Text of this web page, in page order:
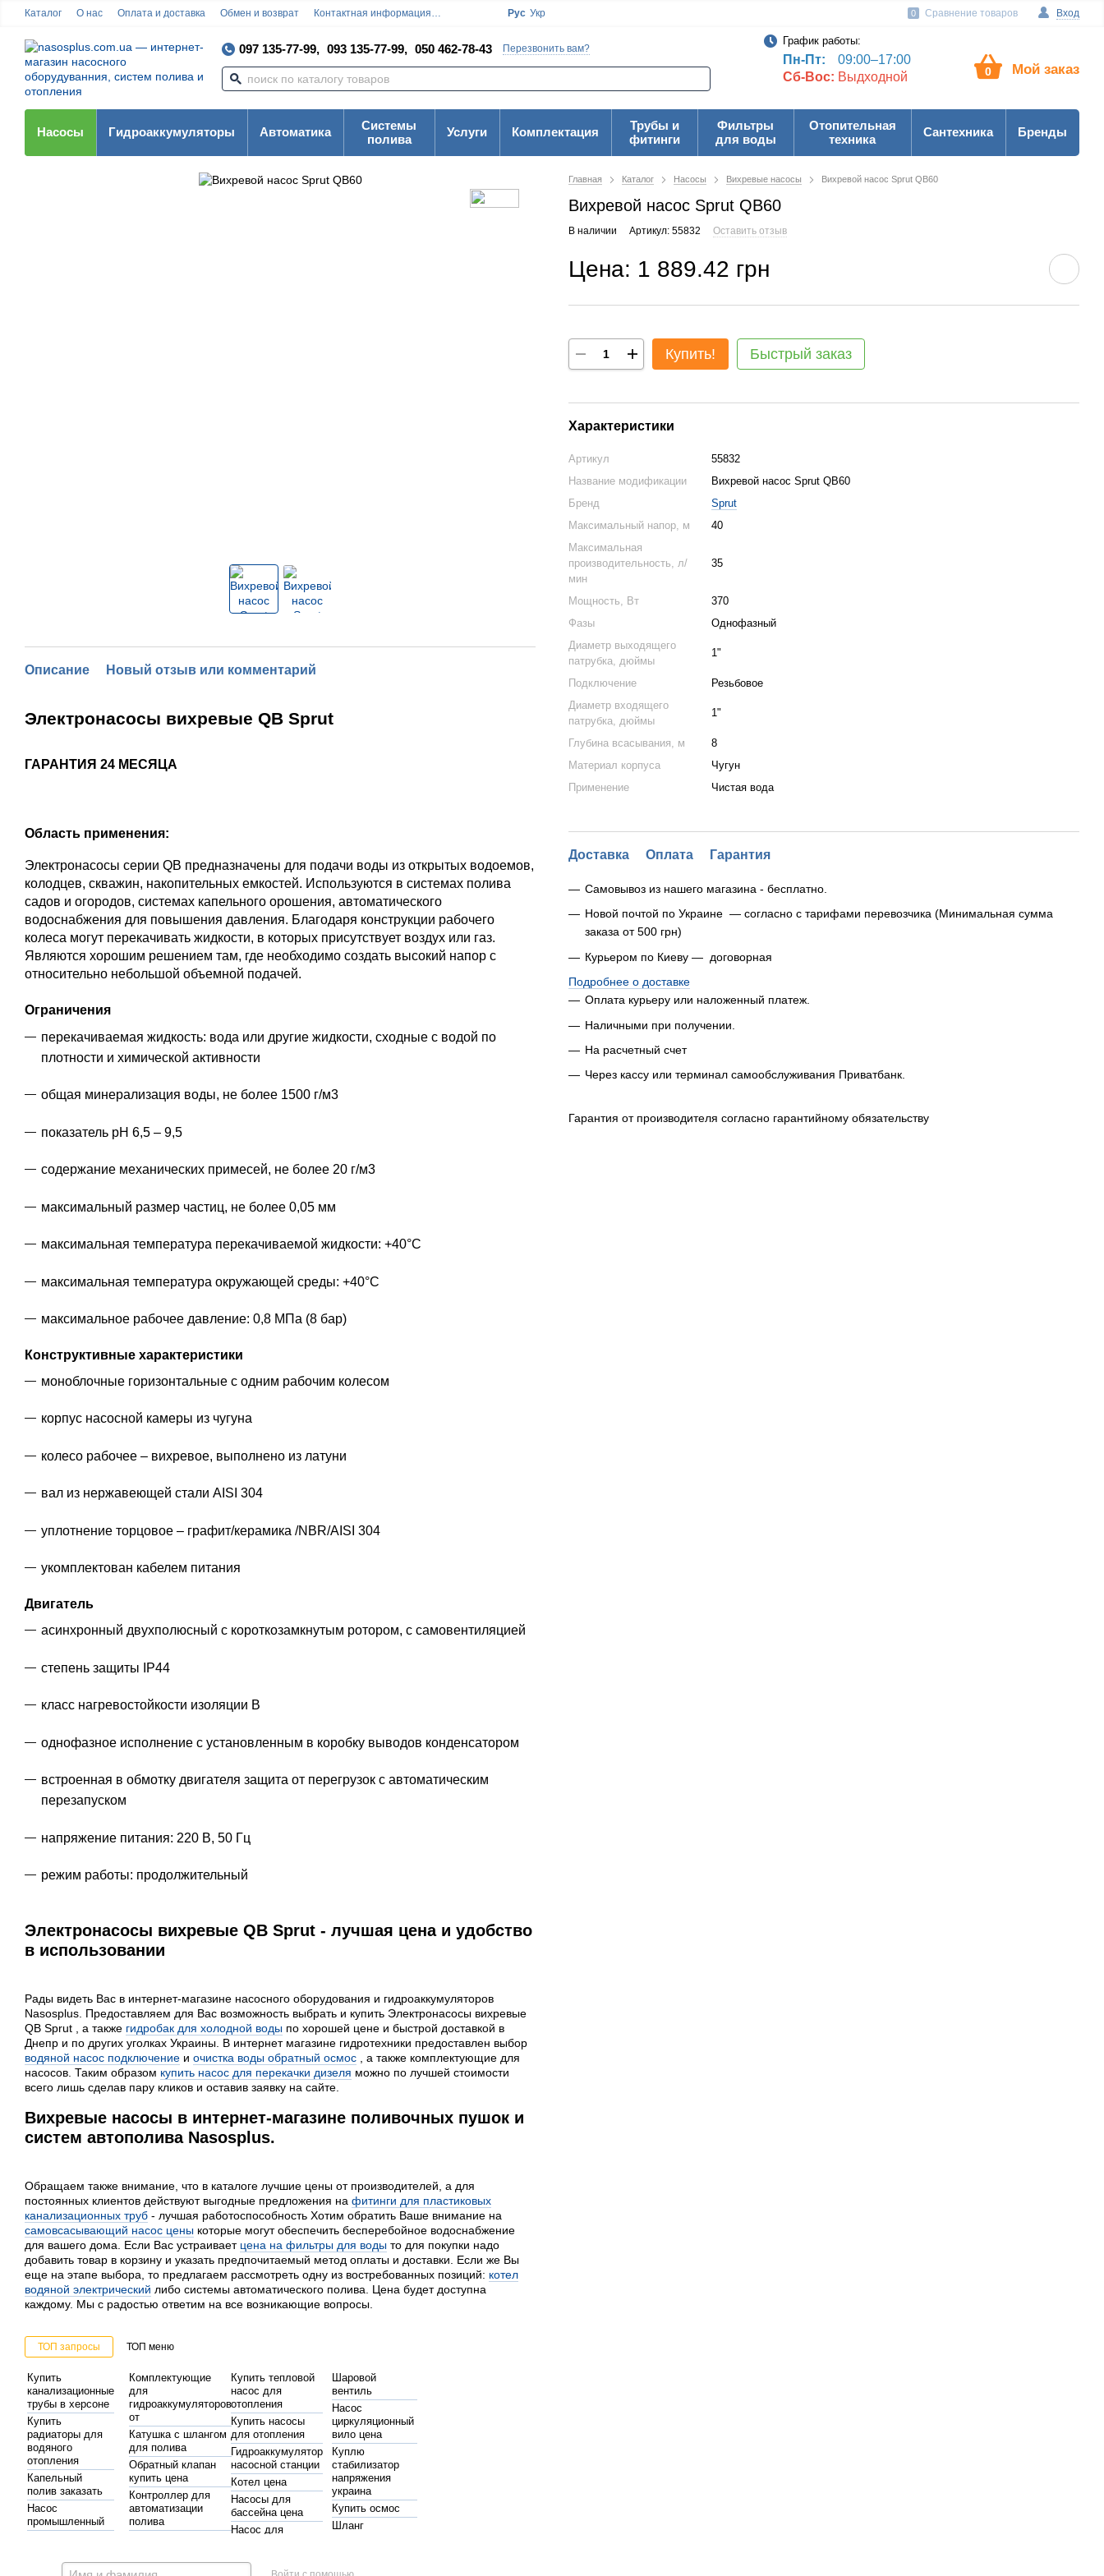
Каталог О нас Оплата и доставка Обмен и возврат Контактная информация Пользовательское соглашение Вход
0 Сравнение товаров
Рус Укр
097 135-77-99, 093 135-77-99, 050 462-78-43 Перезвонить вам?
График работы:
Пн-Пт:
09:00–17:00
Сб-Вос: Выдходной 0 Мой заказ
Насосы Гидроаккумуляторы Автоматика
Системы
полива
Услуги Комплектация
Трубы и
фитинги
Фильтры
для воды
Отопительная
техника
Сантехника Бренды
Описание Новый отзыв или комментарий
Электронасосы вихревые QB Sprut
ГАРАНТИЯ 24 МЕСЯЦА
Область применения:
Электронасосы серии QB предназначены для подачи воды из открытых водоемов,
колодцев, скважин, накопительных емкостей. Используются в системах полива
садов и огородов, системах капельного орошения, автоматического
водоснабжения для повышения давления. Благодаря конструкции рабочего
колеса могут перекачивать жидкости, в которых присутствует воздух или газ.
Являются хорошим решением там, где необходимо создать высокий напор с
относительно небольшой объемной подачей.
Ограничения
перекачиваемая жидкость: вода или другие жидкости, сходные с водой по
плотности и химической активности
общая минерализация воды, не более 1500 г/м3
показатель рН 6,5 – 9,5
содержание механических примесей, не более 20 г/м3
максимальный размер частиц, не более 0,05 мм
максимальная температура перекачиваемой жидкости: +40°С
максимальная температура окружающей среды: +40°С
максимальное рабочее давление: 0,8 МПа (8 бар)
Конструктивные характеристики
моноблочные горизонтальные с одним рабочим колесом
корпус насосной камеры из чугуна
колесо рабочее – вихревое, выполнено из латуни
вал из нержавеющей стали AISI 304
уплотнение торцовое – графит/керамика /NBR/AISI 304
укомплектован кабелем питания
Двигатель
асинхронный двухполюсный с короткозамкнутым ротором, с самовентиляцией
степень защиты IP44
класс нагревостойкости изоляции В
однофазное исполнение с установленным в коробку выводов конденсатором
встроенная в обмотку двигателя защита от перегрузок с автоматическим
перезапуском
напряжение питания: 220 В, 50 Гц
режим работы: продолжительный
Электронасосы вихревые QB Sprut - лучшая цена и удобство
в использовании
Рады видеть Вас в интернет-магазине насосного оборудования и гидроаккумуляторов
Nasosplus. Предоставляем для Вас возможность выбрать и купить Электронасосы вихревые
QB Sprut , а также гидробак для холодной воды по хорошей цене и быстрой доставкой в
Днепр и по других уголках Украины. В интернет магазине гидротехники предоставлен выбор
водяной насос подключение и очистка воды обратный осмос , а также комплектующие для
насосов. Таким образом купить насос для перекачки дизеля можно по лучшей стоимости
всего лишь сделав пару кликов и оставив заявку на сайте.
Вихревые насосы в интернет-магазине поливочных пушок и
систем автополива Nasosplus.
Обращаем также внимание, что в каталоге лучшие цены от производителей, а для
постоянных клиентов действуют выгодные предложения на фитинги для пластиковых
канализационных труб - лучшая работоспособность Хотим обратить Ваше внимание на
самовсасывающий насос цены которые могут обеспечить бесперебойное водоснабжение
для вашего дома. Если Вас устраивает цена на фильтры для воды то для покупки надо
добавить товар в корзину и указать предпочитаемый метод оплаты и доставки. Если же Вы
еще на этапе выбора, то предлагаем рассмотреть одну из востребованных позиций: котел
водяной электрический либо системы автоматического полива. Цена будет доступна
каждому. Мы с радостью ответим на все возникающие вопросы.
ТОП запросы ТОП меню
Купить
канализационные
трубы в херсоне
Купить
радиаторы для
водяного
отопления
Капельный
полив заказать
Насос
промышленный
давления воды
Комплектующие
для
гидроаккумуляторов
от
Катушка с шлангом
для полива
Обратный клапан
купить цена
Контроллер для
автоматизации
полива
Купить тепловой
насос для
отопления
Купить насосы
для отопления
Гидроаккумулятор
насосной станции
Котел цена
Насосы для
бассейна цена
Насос для
Батареи на
Шаровой
вентиль
Насос
циркуляционный
вило цена
Куплю
стабилизатор
напряжения
украина
Купить осмос
Шланг
Автоматика для
гидроаккумуляторы
Главная Каталог Насосы Вихревые насосы Вихревой насос Sprut QB60
Вихревой насос Sprut QB60
В наличии Артикул: 55832 Оставить отзыв
Цена: 1 889.42 грн
Купить! Быстрый заказ
Характеристики
Артикул
55832
Название модификации
Вихревой насос Sprut QB60
Бренд
Sprut
Максимальный напор, м
40
Максимальная
производительность, л/
мин
35
Мощность, Вт
370
Фазы
Однофазный
Диаметр выходящего
патрубка, дюймы
1"
Подключение
Резьбовое
Диаметр входящего
патрубка, дюймы
1"
Глубина всасывания, м
8
Материал корпуса
Чугун
Применение
Чистая вода
Доставка Оплата Гарантия
Самовывоз из нашего магазина - бесплатно.
Новой почтой по Украине — согласно с тарифами перевозчика (Минимальная сумма
заказа от 500 грн)
Курьером по Киеву — договорная
Подробнее о доставке
Оплата курьеру или наложенный платеж.
Наличными при получении.
На расчетный счет
Через кассу или терминал самообслуживания Приватбанк.
Гарантия от производителя согласно гарантийному обязательству